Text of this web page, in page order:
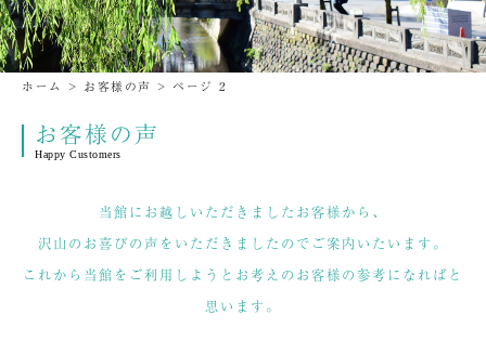
ホーム > お客様の声 > ページ 2
お客様の声
Happy Customers
当館にお越しいただきましたお客様から、
沢山のお喜びの声をいただきましたのでご案内いたいます。
これから当館をご利用しようとお考えのお客様の参考になればと
思います。